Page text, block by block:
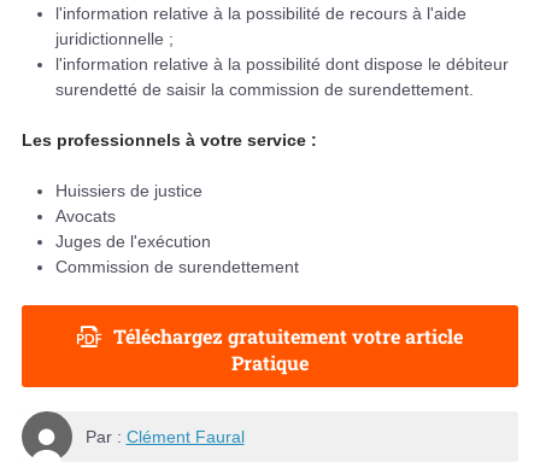
l'information relative à la possibilité de recours à l'aide
juridictionnelle ;
l'information relative à la possibilité dont dispose le débiteur
surendetté de saisir la commission de surendettement.
Les professionnels à votre service :
Huissiers de justice
Avocats
Juges de l'exécution
Commission de surendettement
Téléchargez gratuitement votre article
Pratique
Par : Clément Faural